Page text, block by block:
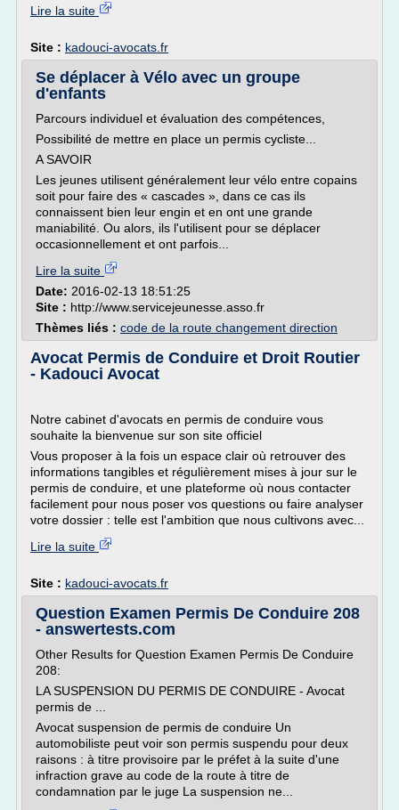
Lire la suite
Site : kadouci-avocats.fr
Se déplacer à Vélo avec un groupe
d'enfants
Parcours individuel et évaluation des compétences,
Possibilité de mettre en place un permis cycliste...
A SAVOIR
Les jeunes utilisent généralement leur vélo entre copains
soit pour faire des « cascades », dans ce cas ils
connaissent bien leur engin et en ont une grande
maniabilité. Ou alors, ils l'utilisent pour se déplacer
occasionnellement et ont parfois...
Lire la suite
Date: 2016-02-13 18:51:25
Site : http://www.servicejeunesse.asso.fr
Thèmes liés : code de la route changement direction
Avocat Permis de Conduire et Droit Routier
- Kadouci Avocat
Notre cabinet d'avocats en permis de conduire vous
souhaite la bienvenue sur son site officiel
Vous proposer à la fois un espace clair où retrouver des
informations tangibles et régulièrement mises à jour sur le
permis de conduire, et une plateforme où nous contacter
facilement pour nous poser vos questions ou faire analyser
votre dossier : telle est l'ambition que nous cultivons avec...
Lire la suite
Site : kadouci-avocats.fr
Question Examen Permis De Conduire 208
- answertests.com
Other Results for Question Examen Permis De Conduire
208:
LA SUSPENSION DU PERMIS DE CONDUIRE - Avocat
permis de ...
Avocat suspension de permis de conduire Un
automobiliste peut voir son permis suspendu pour deux
raisons : à titre provisoire par le préfet à la suite d'une
infraction grave au code de la route à titre de
condamnation par le juge La suspension ne...